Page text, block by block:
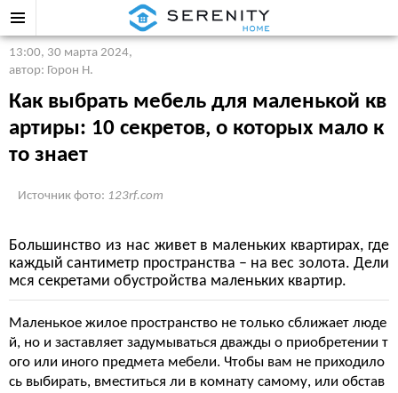
13:00, 30 марта 2024,
автор: Горон Н.
Как выбрать мебель для маленькой кв
артиры: 10 секретов, о которых мало к
то знает
Источник фото: 123rf.com
Большинство из нас живет в маленьких квартирах, где
каждый сантиметр пространства – на вес золота. Дели
мся секретами обустройства маленьких квартир.
Маленькое жилое пространство не только сближает люде
й, но и заставляет задумываться дважды о приобретении т
ого или иного предмета мебели. Чтобы вам не приходило
сь выбирать, вместиться ли в комнату самому, или обстав